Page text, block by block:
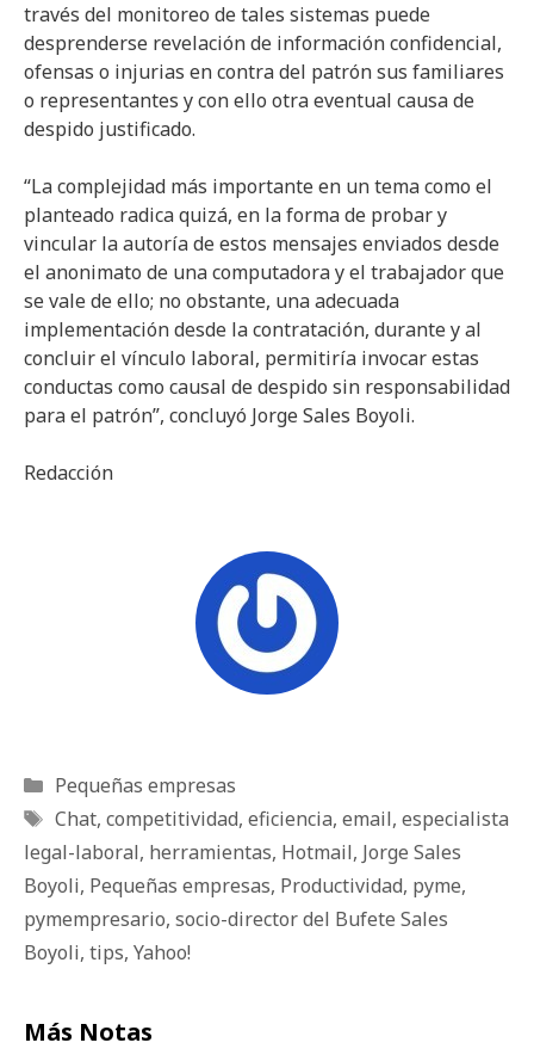
través del monitoreo de tales sistemas puede
desprenderse revelación de información confidencial,
ofensas o injurias en contra del patrón sus familiares
o representantes y con ello otra eventual causa de
despido justificado.
“La complejidad más importante en un tema como el
planteado radica quizá, en la forma de probar y
vincular la autoría de estos mensajes enviados desde
el anonimato de una computadora y el trabajador que
se vale de ello; no obstante, una adecuada
implementación desde la contratación, durante y al
concluir el vínculo laboral, permitiría invocar estas
conductas como causal de despido sin responsabilidad
para el patrón”, concluyó Jorge Sales Boyoli.
Redacción
Categorías
Pequeñas empresas
Etiquetas
Chat, competitividad, eficiencia, email, especialista
legal-laboral, herramientas, Hotmail, Jorge Sales
Boyoli, Pequeñas empresas, Productividad, pyme,
pymempresario, socio-director del Bufete Sales
Boyoli, tips, Yahoo!
Más Notas